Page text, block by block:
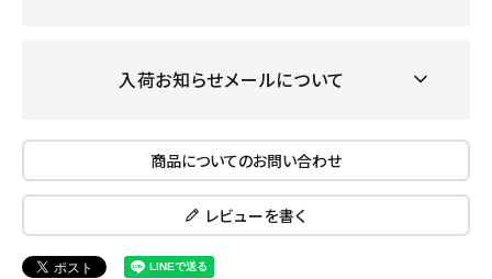
入荷お知らせメールについて
商品についてのお問い合わせ
レビューを書く